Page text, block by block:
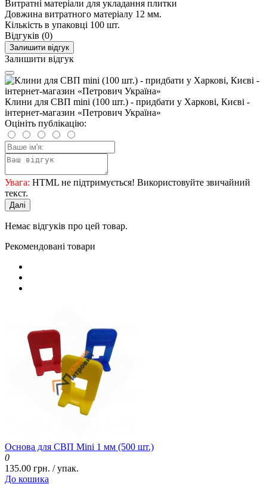
Витратні матеріали для укладання плитки
Довжина витратного матеріалу 12 мм.
Кількість в упаковці 100 шт.
Відгуків (0)
Залишити відгук
Залишити відгук
Клини для СВП mini (100 шт.) - придбати у Харкові, Києві -
інтернет-магазин «Петрович Україна»
Оцініть публікацію:
Увага: HTML не підтримується! Використовуйте звичайний
текст.
Далі
Немає відгуків про цей товар.
Рекомендовані товари
Основа для СВП Mini 1 мм (500 шт.)
0
135.00 грн. / упак.
До кошика